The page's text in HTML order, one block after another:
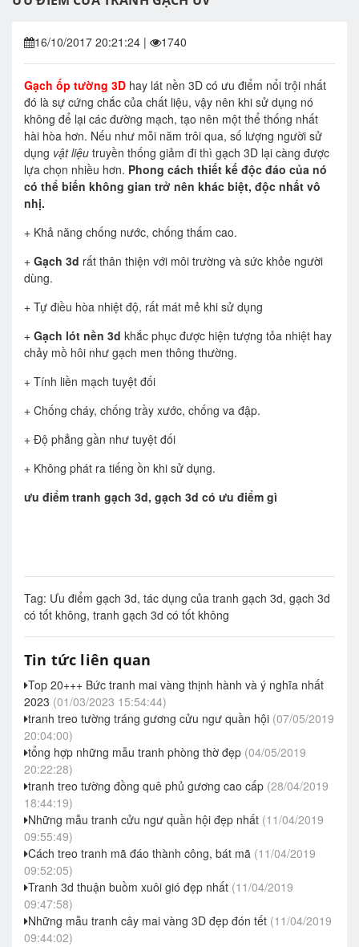
16/10/2017 20:21:24 | 1740
Gạch ốp tường 3D hay lát nền 3D có ưu điểm nổi trội nhất
đó là sự cứng chắc của chất liệu, vậy nên khi sử dụng nó
không để lại các đường mạch, tạo nên một thể thống nhất
hài hòa hơn. Nếu như mỗi năm trôi qua, số lượng người sử
dụng vật liệu truyền thống giảm đi thì gạch 3D lại càng được
lựa chọn nhiều hơn. Phong cách thiết kế độc đáo của nó
có thể biến không gian trở nên khác biệt, độc nhất vô
nhị.
+ Khả năng chống nước, chống thấm cao.
+ Gạch 3d rất thân thiện với môi trường và sức khỏe người
dùng.
+ Tự điều hòa nhiệt độ, rất mát mẻ khi sử dụng
+ Gạch lót nền 3d khắc phục được hiện tượng tỏa nhiệt hay
chảy mồ hôi như gạch men thông thường.
+ Tính liền mạch tuyệt đối
+ Chống cháy, chống trầy xước, chống va đập.
+ Độ phẳng gần như tuyệt đối
+ Không phát ra tiếng ồn khi sử dụng.
ưu điểm tranh gạch 3d, gạch 3d có ưu điểm gì
Tag: Ưu điểm gạch 3d, tác dụng của tranh gạch 3d, gạch 3d
có tốt không, tranh gạch 3d có tốt không
Tin tức liên quan
Top 20+++ Bức tranh mai vàng thịnh hành và ý nghĩa nhất
2023 (01/03/2023 15:54:44)
tranh treo tường tráng gương cửu ngư quần hội (07/05/2019
20:04:00)
tổng hợp những mẫu tranh phòng thờ đẹp (04/05/2019
20:22:28)
tranh treo tường đồng quê phủ gương cao cấp (28/04/2019
18:44:19)
Những mẫu tranh cửu ngư quần hội đẹp nhất (11/04/2019
09:55:49)
Cách treo tranh mã đáo thành công, bát mã (11/04/2019
09:52:05)
Tranh 3d thuận buồm xuôi gió đẹp nhất (11/04/2019
09:47:58)
Những mẫu tranh cây mai vàng 3D đẹp đón tết (11/04/2019
09:44:02)